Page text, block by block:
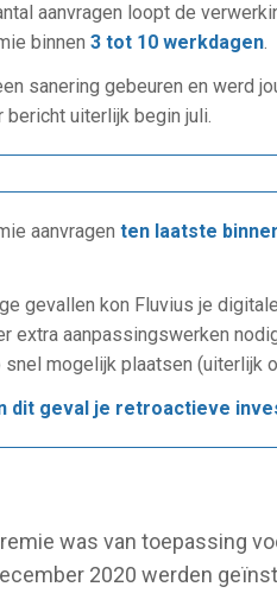
aanvragen loopt de
binnen 3 tot 10 werkdagen.
sanering gebeuren en werd
bericht uiterlijk begin juli.
aanvragen ten laatste
gevallen kon Fluvius je
extra aanpassingswerken
mogelijk plaatsen (uiterlijk
dit geval je retroactieve
was van toepassing
2020 werden